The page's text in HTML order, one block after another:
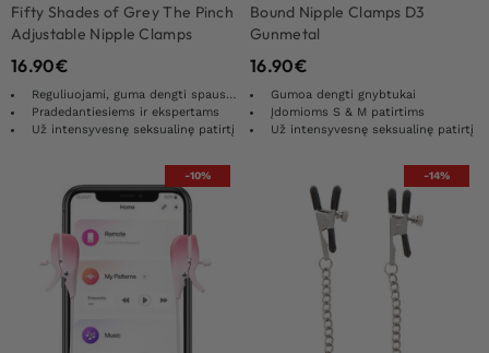
Fifty Shades of Grey The Pinch
Adjustable Nipple Clamps
16.90€
Reguliuojami, guma dengti spaustukai
Pradedantiesiems ir ekspertams
Už intensyvesnę seksualinę patirtį
Bound Nipple Clamps D3
Gunmetal
16.90€
Gumoa dengti gnybtukai
Įdomioms S & M patirtims
Už intensyvesnę seksualinę patirtį
-10% -14%